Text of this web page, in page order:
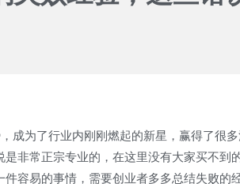
为了行业内刚刚燃起的新星，赢得了很
非常正宗专业的，在这里没有大家买不到
容易的事情，需要创业者多多总结失败的